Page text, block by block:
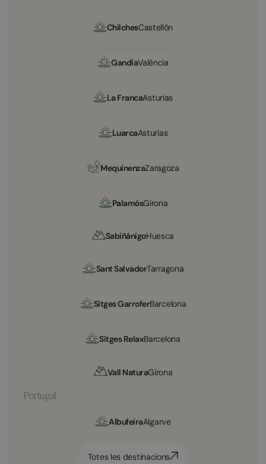
ChilchesCastellón
GandíaValència
La FrancaAsturias
LuarcaAsturias
MequinenzaZaragoza
PalamósGirona
SabiñánigoHuesca
Sant SalvadorTarragona
Sitges GarroferBarcelona
Sitges RelaxBarcelona
Vall NaturaGirona
Portugal
AlbufeiraAlgarve
Totes les destinacions